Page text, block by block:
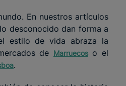
En nuestros artículos
desconocido dan forma a
estilo de vida abraza la
de Marruecoso el
.